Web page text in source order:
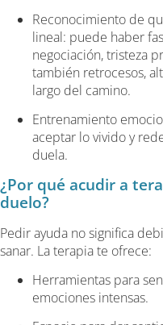
Reconocimiento de
lineal: puede haber
negociación, tristeza
también retrocesos,
largo del camino.
Entrenamiento
aceptar lo vivido y
duela.
¿Por qué acudir a
duelo?
Pedir ayuda no significa
sanar. La terapia te ofrece:
Herramientas para
emociones intensas.